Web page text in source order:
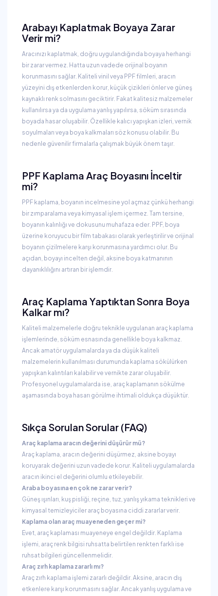
Arabayı Kaplatmak Boyaya Zarar
Verir mi?
Aracınızı kaplatmak, doğru uygulandığında boyaya herhangi
bir zarar vermez. Hatta uzun vadede orijinal boyanın
korunmasını sağlar. Kaliteli vinil veya PPF filmleri, aracın
yüzeyini dış etkenlerden korur, küçük çizikleri önler ve güneş
kaynaklı renk solmasını geciktirir. Fakat kalitesiz malzemeler
kullanılırsa ya da uygulama yanlış yapılırsa, söküm sırasında
boyada hasar oluşabilir. Özellikle kalıcı yapışkan izleri, vernik
soyulmaları veya boya kalkmaları söz konusu olabilir. Bu
nedenle güvenilir firmalarla çalışmak büyük önem taşır.
PPF Kaplama Araç Boyasını İnceltir
mi?
PPF kaplama, boyanın incelmesine yol açmaz çünkü herhangi
bir zımparalama veya kimyasal işlem içermez. Tam tersine,
boyanın kalınlığı ve dokusunu muhafaza eder. PPF, boya
üzerine koruyucu bir film tabakası olarak yerleştirilir ve orijinal
boyanın çizilmelere karşı korunmasına yardımcı olur. Bu
açıdan, boyayı incelten değil, aksine boya katmanının
dayanıklılığını artıran bir işlemdir.
Araç Kaplama Yaptıktan Sonra Boya
Kalkar mı?
Kaliteli malzemelerle doğru teknikle uygulanan araç kaplama
işlemlerinde, söküm esnasında genellikle boya kalkmaz.
Ancak amatör uygulamalarda ya da düşük kaliteli
malzemelerin kullanılması durumunda kaplama sökülürken
yapışkan kalıntıları kalabilir ve vernikte zarar oluşabilir.
Profesyonel uygulamalarda ise, araç kaplamanın sökülme
aşamasında boya hasarı görülme ihtimali oldukça düşüktür.
Sıkça Sorulan Sorular (FAQ)
Araç kaplama aracın değerini düşürür mü?
Araç kaplama, aracın değerini düşürmez, aksine boyayı
koruyarak değerini uzun vadede korur. Kaliteli uygulamalarda
aracın ikinci el değerini olumlu etkileyebilir.
Araba boyasına en çok ne zarar verir?
Güneş ışınları, kuş pisliği, reçine, tuz, yanlış yıkama teknikleri ve
kimyasal temizleyiciler araç boyasına ciddi zararlar verir.
Kaplama olan araç muayeneden geçer mi?
Evet, araç kaplaması muayeneye engel değildir. Kaplama
işlemi, araç renk bilgisi ruhsatta belirtilen renkten farklı ise
ruhsat bilgileri güncellenmelidir.
Araç zırh kaplama zararlı mı?
Araç zırh kaplama işlemi zararlı değildir. Aksine, aracın dış
etkenlere karşı korunmasını sağlar. Ancak yanlış uygulama ve